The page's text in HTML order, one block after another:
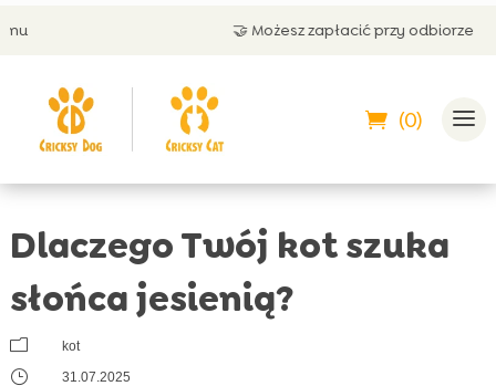
🤝 Możesz zapłacić przy odbiorze
(0)
Dlaczego Twój kot szuka
słońca jesienią?
m kot
} 31.07.2025